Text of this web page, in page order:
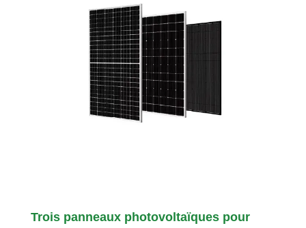
Trois panneaux photovoltaïques pour